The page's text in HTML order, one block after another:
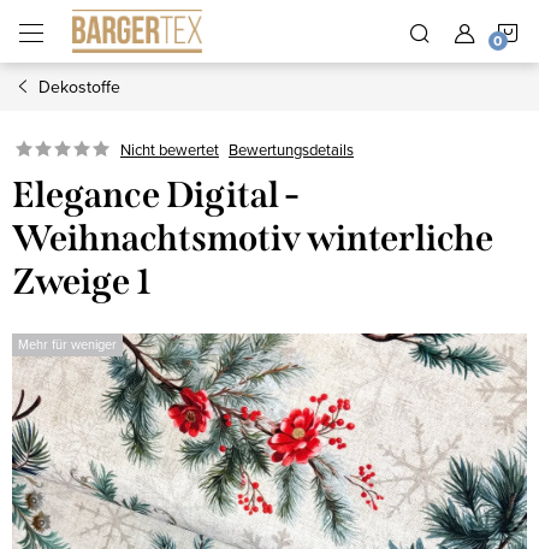
Inhalt
springen
Dekostoffe
Nicht bewertet Bewertungsdetails
Elegance Digital -
Weihnachtsmotiv winterliche
Zweige 1
Mehr für weniger